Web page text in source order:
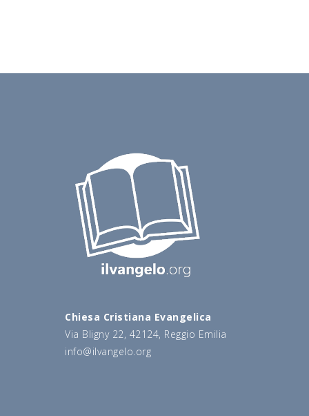
Chiesa Cristiana Evangelica
Via Bligny 22, 42124, Reggio Emilia
info@ilvangelo.org